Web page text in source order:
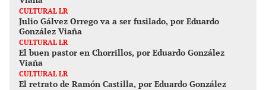
CULTURAL LR
Julio Gálvez Orrego va a ser fusilado, por Eduardo
González Viaña
CULTURAL LR
El buen pastor en Chorrillos, por Eduardo González
Viaña
CULTURAL LR
El retrato de Ramón Castilla, por Eduardo González